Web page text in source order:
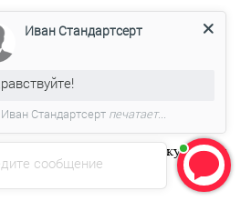
с Вами в течение 15 минут
на обработку Ваших
сообщение
Иван Стандартсерт
Иван Стандартсертпечатает...